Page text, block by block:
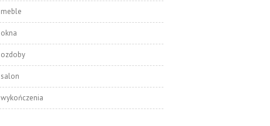
meble
okna
ozdoby
salon
wykończenia